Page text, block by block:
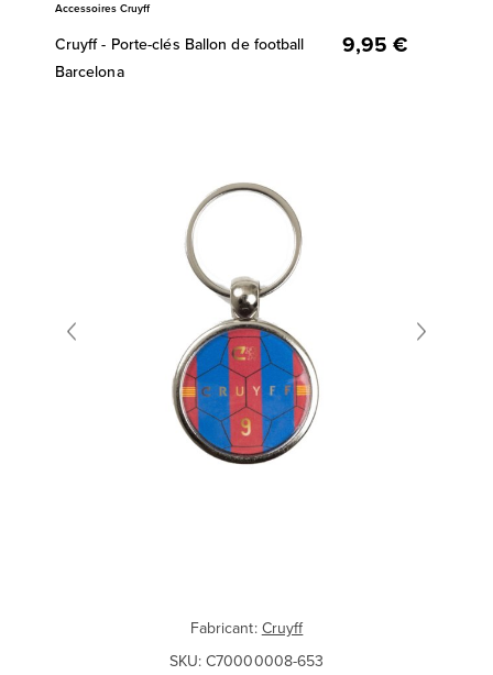
Accessoires Cruyff
Cruyff - Porte-clés Ballon de football
Barcelona
9,95 €
Fabricant:Cruyff
SKU:C70000008-653